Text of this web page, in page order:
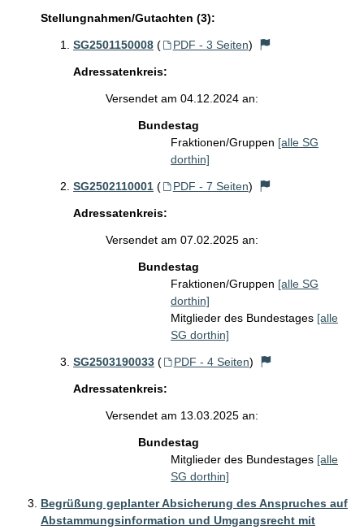
Stellungnahmen/Gutachten (3):
SG2501150008 ( PDF - 3 Seiten)
Adressatenkreis:
Versendet am 04.12.2024 an:
Bundestag
Fraktionen/Gruppen [alle SG
dorthin]
SG2502110001 ( PDF - 7 Seiten)
Adressatenkreis:
Versendet am 07.02.2025 an:
Bundestag
Fraktionen/Gruppen [alle SG
dorthin]
Mitglieder des Bundestages [alle
SG dorthin]
SG2503190033 ( PDF - 4 Seiten)
Adressatenkreis:
Versendet am 13.03.2025 an:
Bundestag
Mitglieder des Bundestages [alle
SG dorthin]
Begrüßung geplanter Absicherung des Anspruches auf
Abstammungsinformation und Umgangsrecht mit